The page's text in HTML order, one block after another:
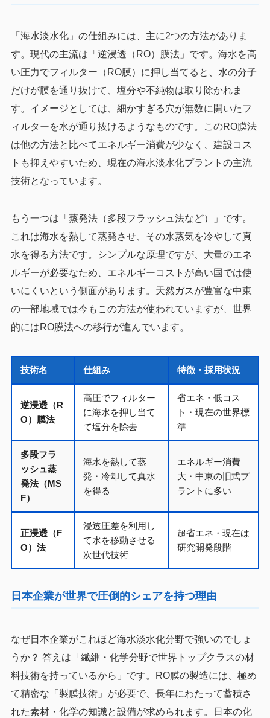
「海水淡水化」の仕組みには、主に2つの方法がありま
す。現代の主流は「逆浸透（RO）膜法」です。海水を高
い圧力でフィルター（RO膜）に押し当てると、水の分子
だけが膜を通り抜けて、塩分や不純物は取り除かれま
す。イメージとしては、細かすぎる穴が無数に開いたフ
ィルターを水が通り抜けるようなものです。このRO膜法
は他の方法と比べてエネルギー消費が少なく、建設コス
トも抑えやすいため、現在の海水淡水化プラントの主流
技術となっています。
もう一つは「蒸発法（多段フラッシュ法など）」です。
これは海水を熱して蒸発させ、その水蒸気を冷やして真
水を得る方法です。シンプルな原理ですが、大量のエネ
ルギーが必要なため、エネルギーコストが高い国では使
いにくいという側面があります。天然ガスが豊富な中東
の一部地域では今もこの方法が使われていますが、世界
的にはRO膜法への移行が進んでいます。
技術名 仕組み 特徴・採用状況
逆浸透（R
O）膜法
高圧でフィルター
に海水を押し当て
て塩分を除去
省エネ・低コス
ト・現在の世界標
準
多段フラ
ッシュ蒸
発法（MS
F）
海水を熱して蒸
発・冷却して真水
を得る
エネルギー消費
大・中東の旧式プ
ラントに多い
正浸透（F
O）法
浸透圧差を利用し
て水を移動させる
次世代技術
超省エネ・現在は
研究開発段階
日本企業が世界で圧倒的シェアを持つ理由
なぜ日本企業がこれほど海水淡水化分野で強いのでしょ
うか？ 答えは「繊維・化学分野で世界トップクラスの材
料技術を持っているから」です。RO膜の製造には、極め
て精密な「製膜技術」が必要で、長年にわたって蓄積さ
れた素材・化学の知識と設備が求められます。日本の化